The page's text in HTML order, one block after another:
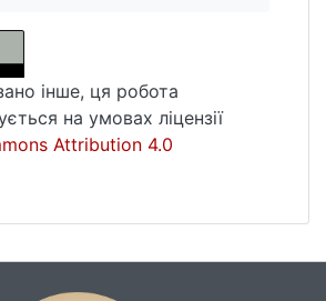
інше, ця робота
на умовах ліцензії
Attribution 4.0